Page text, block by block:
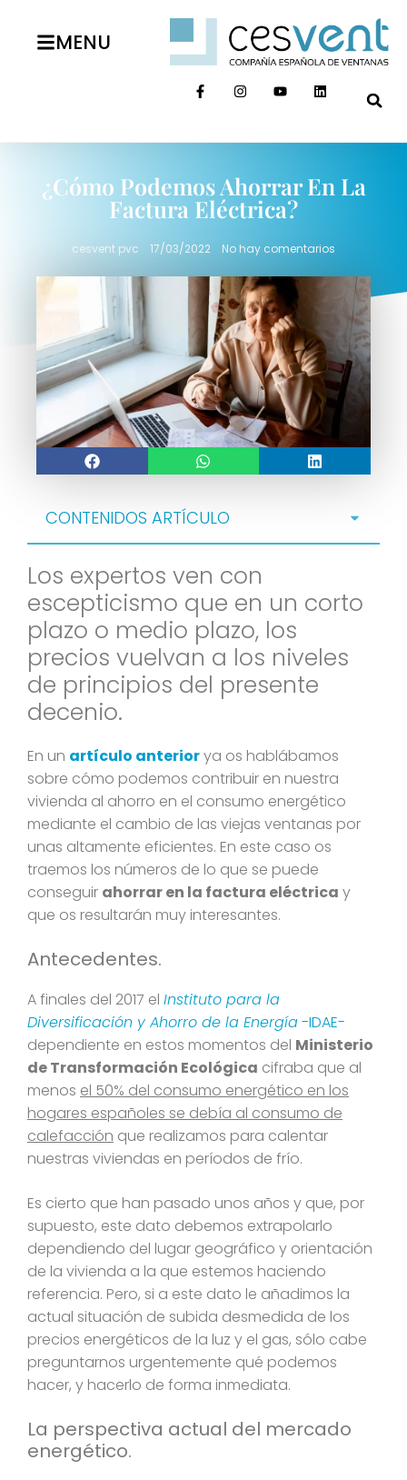
MENU
¿Cómo Podemos Ahorrar En La
Factura Eléctrica?
cesvent pvc 17/03/2022 No hay comentarios
CONTENIDOS ARTÍCULO
Los expertos ven con
escepticismo que en un corto
plazo o medio plazo, los
precios vuelvan a los niveles
de principios del presente
decenio.
En un artículo anteriorya os hablábamos
sobre cómo podemos contribuir en nuestra
vivienda al ahorro en el consumo energético
mediante el cambio de las viejas ventanas por
unas altamente eficientes. En este caso os
traemos los números de lo que se puede
conseguir ahorrar en la factura eléctrica y
que os resultarán muy interesantes.
Antecedentes.
A finales del 2017 el Instituto para la
Diversificación y Ahorro de la Energía-IDAE-
dependiente en estos momentos del Ministerio
de Transformación Ecológica cifraba que al
menos el 50% del consumo energético en los
hogares españoles se debía al consumo de
calefacción que realizamos para calentar
nuestras viviendas en períodos de frío.
Es cierto que han pasado unos años y que, por
supuesto, este dato debemos extrapolarlo
dependiendo del lugar geográfico y orientación
de la vivienda a la que estemos haciendo
referencia. Pero, si a este dato le añadimos la
actual situación de subida desmedida de los
precios energéticos de la luz y el gas, sólo cabe
preguntarnos urgentemente qué podemos
hacer, y hacerlo de forma inmediata.
La perspectiva actual del mercado
energético.